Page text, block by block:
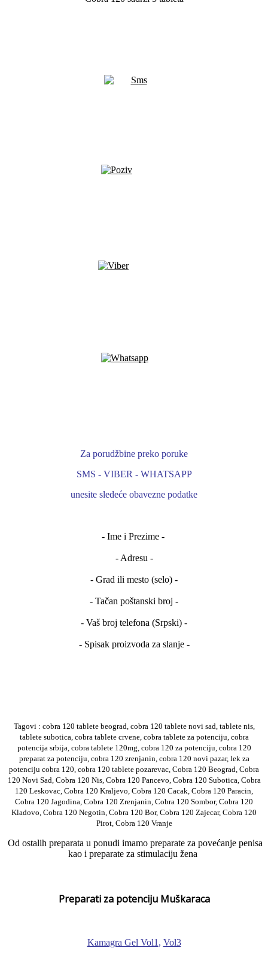
Za porudžbine preko poruke
SMS - VIBER - WHATSAPP
unesite sledeće obavezne podatke
- Ime i Prezime -
- Adresu -
- Grad ili mesto (selo) -
- Tačan poštanski broj -
- Vaš broj telefona (Srpski) -
- Spisak proizvoda za slanje -
Tagovi : cobra 120 tablete beograd, cobra 120 tablete novi sad, tablete nis,
tablete subotica, cobra tablete crvene, cobra tablete za potenciju, cobra
potencija srbija, cobra tablete 120mg, cobra 120 za potenciju, cobra 120
preparat za potenciju, cobra 120 zrenjanin, cobra 120 novi pazar, lek za
potenciju cobra 120, cobra 120 tablete pozarevac, Cobra 120 Beograd, Cobra
120 Novi Sad, Cobra 120 Nis, Cobra 120 Pancevo, Cobra 120 Subotica, Cobra
120 Leskovac, Cobra 120 Kraljevo, Cobra 120 Cacak, Cobra 120 Paracin,
Cobra 120 Jagodina, Cobra 120 Zrenjanin, Cobra 120 Sombor, Cobra 120
Kladovo, Cobra 120 Negotin, Cobra 120 Bor, Cobra 120 Zajecar, Cobra 120
Pirot, Cobra 120 Vranje
Od ostalih preparata u ponudi imamo preparate za povećanje penisa
kao i preparate za stimulaciju žena
Preparati za potenciju Muškaraca
Kamagra Gel Vol1 , Vol3